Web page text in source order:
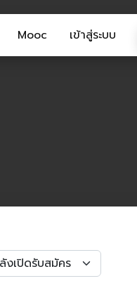
Mooc เข้าสู่ระบบ